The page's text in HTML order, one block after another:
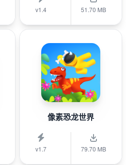
v1.4 51.70 MB
像素恐龙世界
v1.7 79.70 MB